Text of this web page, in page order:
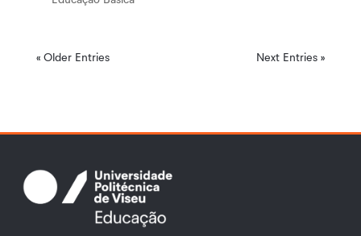
« Older Entries Next Entries »